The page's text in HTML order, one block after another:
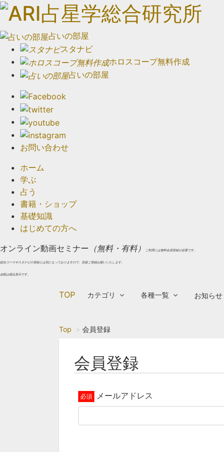
占いの部屋
スタナビ
ホロスコープ無料作成
占いの部屋
お問い合わせ
ホーム
学ぶ
占う
書籍・ショップ
基礎知識
はじめての方へ
オンライン動画セミナー （無料・有料） ご利用には無料会員登録が必要です。
総合コースやスタナビの登録とは別になっておりますので、別途ご登録お願いいたします。
金額は税込表示です。
TOP カテゴリ 各種一覧 お知らせ
Top 会員登録
会員登録
メールアドレス